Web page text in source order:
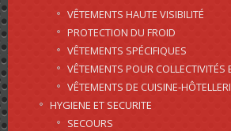
VÊTEMENTS HAUTE VISIBILITÉ
PROTECTION DU FROID
VÊTEMENTS SPÉCIFIQUES
VÊTEMENTS POUR COLLECTIVITÉS
VÊTEMENTS DE CUISINE-
HYGIENE ET SECURITE
SECOURS